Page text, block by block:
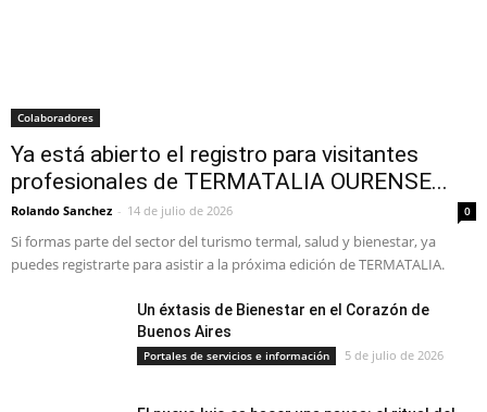
Colaboradores
Ya está abierto el registro para visitantes
profesionales de TERMATALIA OURENSE...
Rolando Sanchez - 14 de julio de 2026 0
Si formas parte del sector del turismo termal, salud y bienestar, ya
puedes registrarte para asistir a la próxima edición de TERMATALIA.
Un éxtasis de Bienestar en el Corazón de
Buenos Aires
Portales de servicios e información 5 de julio de 2026